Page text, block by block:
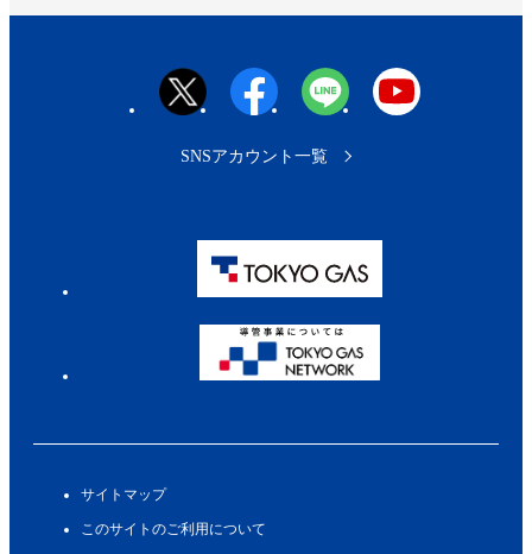
サイトマップ
このサイトのご利用について
SNSアカウント一覧